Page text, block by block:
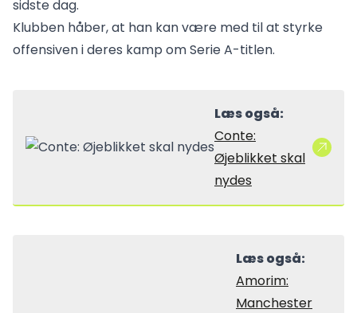
sidste dag.
Klubben håber, at han kan være med til at styrke
offensiven i deres kamp om Serie A-titlen.
Læs også:
Conte:
Øjeblikket skal
nydes
Læs også:
Amorim:
Manchester